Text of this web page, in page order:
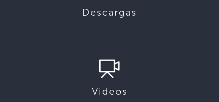
Descargas
Videos